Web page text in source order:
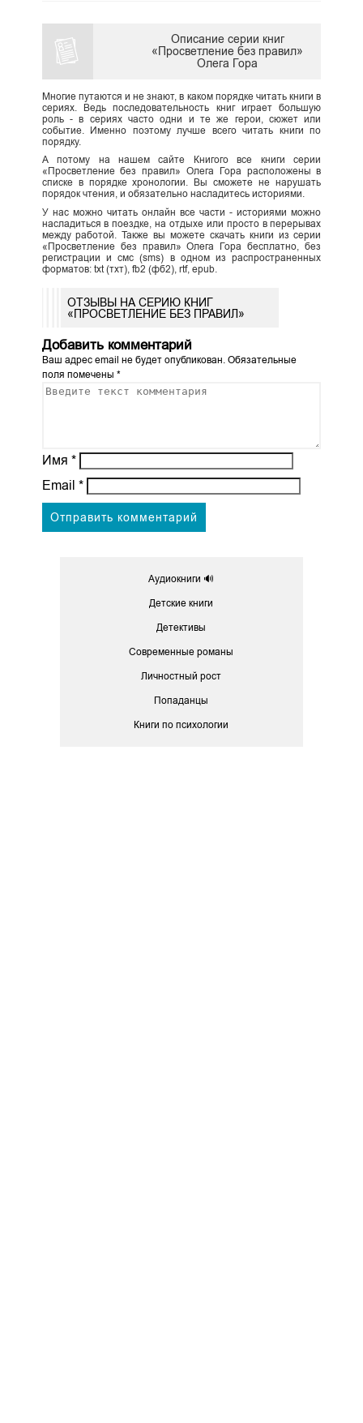
Описание серии книг
«Просветление без правил»
Олега Гора
Многие путаются и не знают, в каком порядке читать книги в
сериях. Ведь последовательность книг играет большую
роль - в сериях часто одни и те же герои, сюжет или
событие. Именно поэтому лучше всего читать книги по
порядку.
А потому на нашем сайте Книгого все книги серии
«Просветление без правил» Олега Гора расположены в
списке в порядке хронологии. Вы сможете не нарушать
порядок чтения, и обязательно насладитесь историями.
У нас можно читать онлайн все части - историями можно
насладиться в поездке, на отдыхе или просто в перерывах
между работой. Также вы можете скачать книги из серии
«Просветление без правил» Олега Гора бесплатно, без
регистрации и смс (sms) в одном из распространенных
форматов: txt (тхт), fb2 (фб2), rtf, epub.
ОТЗЫВЫ НА СЕРИЮ КНИГ
«ПРОСВЕТЛЕНИЕ БЕЗ ПРАВИЛ»
Добавить комментарий
Ваш адрес email не будет опубликован.Обязательные
поля помечены *
Имя *
Email *
Аудиокниги 🔊
Детские книги
Детективы
Современные романы
Личностный рост
Попаданцы
Книги по психологии